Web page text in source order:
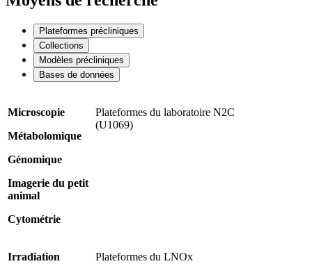
Plateformes précliniques
Collections
Modèles précliniques
Bases de données
Microscopie
Métabolomique
Génomique
Imagerie du petit
animal
Cytométrie
Plateformes du laboratoire N2C
(U1069)
Irradiation
Plateformes du LNOx